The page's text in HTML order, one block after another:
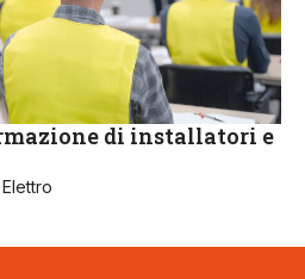
di installatori e